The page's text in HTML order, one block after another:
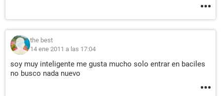
the best
14 ene 2011 a las 17:04
soy muy inteligente me gusta mucho solo entrar en baciles
no busco nada nuevo